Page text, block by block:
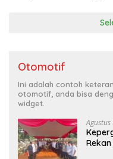
Otomotif
Ini adalah contoh
otomotif, anda bisa
widget.